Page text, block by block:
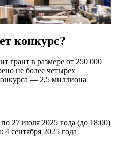
конкурс?
грант в размере от 250 000
не более четырех
— 2,5 миллиона
27 июля 2025 года (до 18:00)
сентября 2025 года